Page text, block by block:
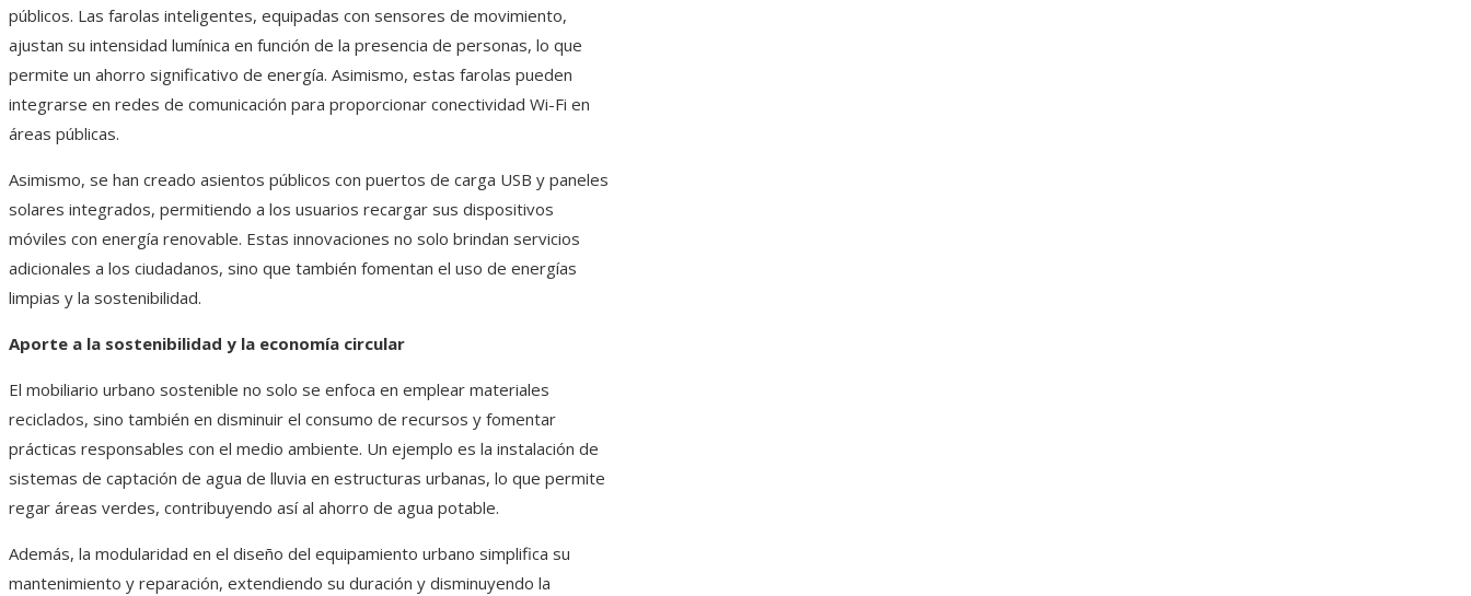
públicos. Las farolas inteligentes, equipadas con sensores de movimiento,
ajustan su intensidad lumínica en función de la presencia de personas, lo que
permite un ahorro significativo de energía. Asimismo, estas farolas pueden
integrarse en redes de comunicación para proporcionar conectividad Wi-Fi en
áreas públicas.
Asimismo, se han creado asientos públicos con puertos de carga USB y paneles
solares integrados, permitiendo a los usuarios recargar sus dispositivos
móviles con energía renovable. Estas innovaciones no solo brindan servicios
adicionales a los ciudadanos, sino que también fomentan el uso de energías
limpias y la sostenibilidad.
Aporte a la sostenibilidad y la economía circular
El mobiliario urbano sostenible no solo se enfoca en emplear materiales
reciclados, sino también en disminuir el consumo de recursos y fomentar
prácticas responsables con el medio ambiente. Un ejemplo es la instalación de
sistemas de captación de agua de lluvia en estructuras urbanas, lo que permite
regar áreas verdes, contribuyendo así al ahorro de agua potable.
Además, la modularidad en el diseño del equipamiento urbano simplifica su
mantenimiento y reparación, extendiendo su duración y disminuyendo la